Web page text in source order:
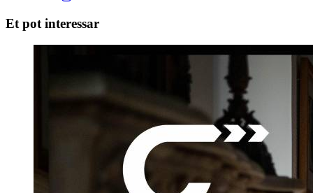
Et pot interessar